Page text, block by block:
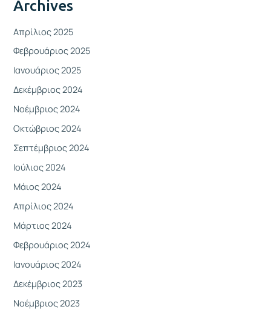
Archives
Απρίλιος 2025
Φεβρουάριος 2025
Ιανουάριος 2025
Δεκέμβριος 2024
Νοέμβριος 2024
Οκτώβριος 2024
Σεπτέμβριος 2024
Ιούλιος 2024
Μάιος 2024
Απρίλιος 2024
Μάρτιος 2024
Φεβρουάριος 2024
Ιανουάριος 2024
Δεκέμβριος 2023
Νοέμβριος 2023